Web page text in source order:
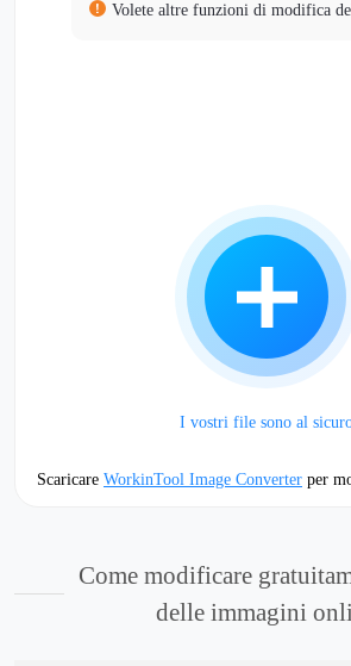
Volete altre funzioni di modifica
I vostri file sono al
Scaricare WorkinTool Image Converter per
Come modificare
delle immagini